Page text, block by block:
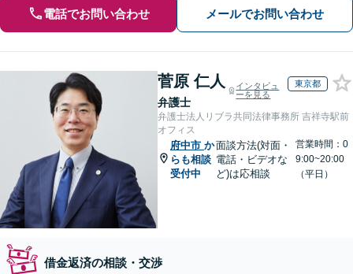
電話でお問い合わせ メールでお問い合わせ
菅原 仁人
弁護士
インタビュ
ーを見る
東京都
弁護士法人リブラ共同法律事務所 吉祥寺駅前
オフィス
府中市 か
らも相談
受付中
面談方法(対面・
電話・ビデオな
ど)は応相談
営業時間：0
9:00~20:00
（平日）
借金返済の相談・交渉